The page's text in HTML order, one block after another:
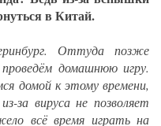
в Китай.
Оттуда позже
домашнюю игру.
домой к этому времени,
за вируса не позволяет
всё время играть на